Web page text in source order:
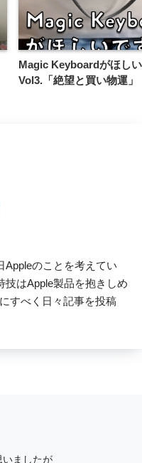
Magic Keyboardがほし
Vol3.「絶望と買い物運」
Appleのことを考えてい
技はApple製品を抱きしめ
すべく日々記事を投稿
いましたが